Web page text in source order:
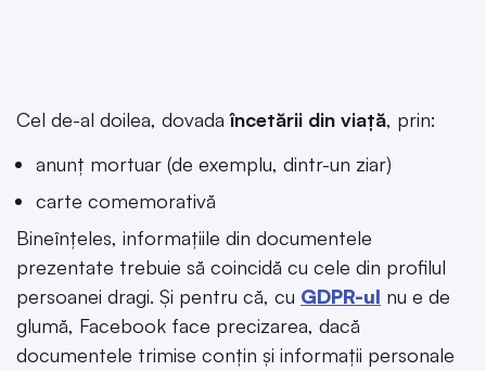
Cel de-al doilea, dovadaîncetării din viață, prin:
anunț mortuar (de exemplu, dintr-un ziar)
carte comemorativă
Bineînțeles, informațiile din documentele
prezentate trebuie să coincidă cu cele din profilul
persoanei dragi. Și pentru că, cu GDPR-ul nu e de
glumă, Facebook face precizarea, dacă
documentele trimise conțin și informații personale